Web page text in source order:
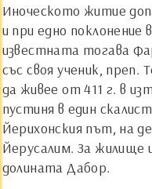
Иноческото житие
и при едно поклонение
известната тогава
със своя ученик,
да живее от 411 г. в
пустиня в един
Йерихонския път, на
Йерусалим. За жилище
долината Дабор.